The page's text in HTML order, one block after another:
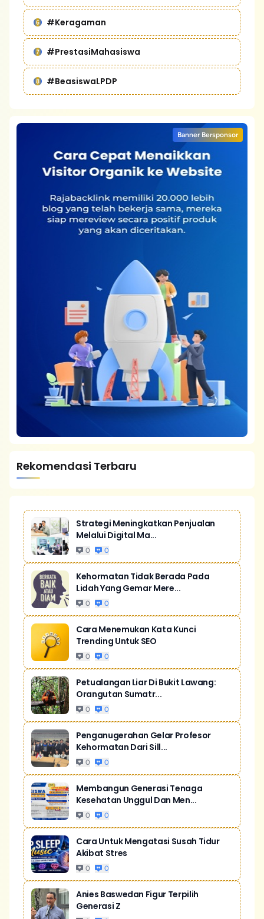
#Keragaman
#PrestasiMahasiswa
#BeasiswaLPDP
Banner Bersponsor
Rekomendasi Terbaru
Strategi Meningkatkan Penjualan
Melalui Digital Ma...
0 0
Kehormatan Tidak Berada Pada
Lidah Yang Gemar Mere...
0 0
Cara Menemukan Kata Kunci
Trending Untuk SEO
0 0
Petualangan Liar Di Bukit Lawang:
Orangutan Sumatr...
0 0
Penganugerahan Gelar Profesor
Kehormatan Dari Sill...
0 0
Membangun Generasi Tenaga
Kesehatan Unggul Dan Men...
0 0
Cara Untuk Mengatasi Susah Tidur
Akibat Stres
0 0
Anies Baswedan Figur Terpilih
Generasi Z